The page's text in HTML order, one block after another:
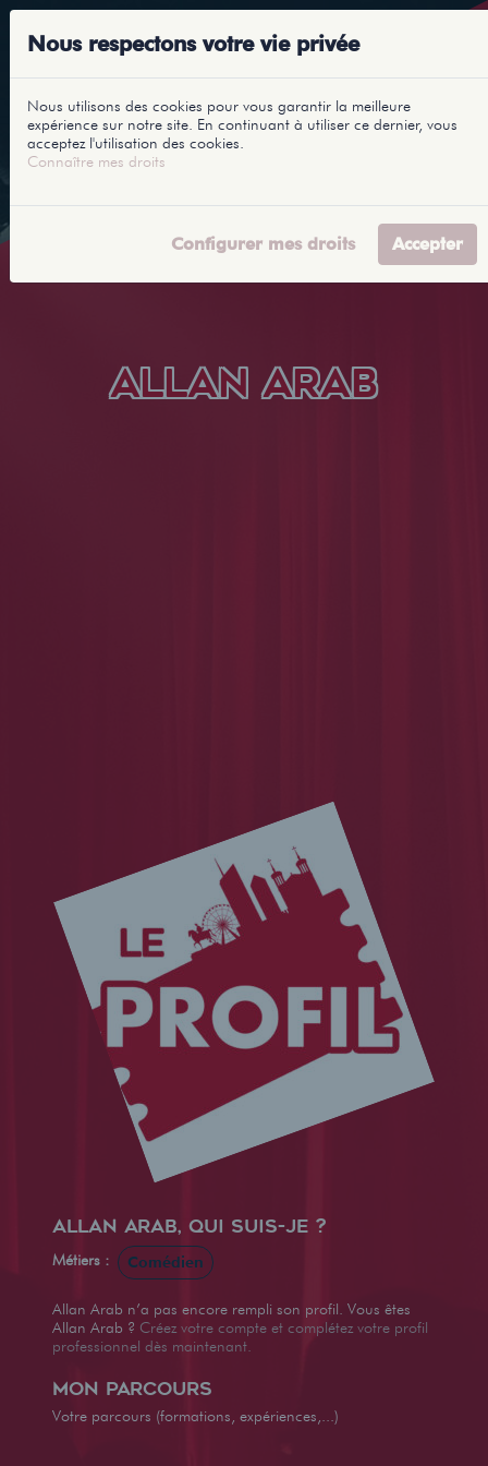
ALLAN ARAB
Allan Arab, qui suis-je ?
Métiers : Comédien
Allan Arab n’a pas encore rempli son profil. Vous êtes
Allan Arab ? Créez votre compte et complétez votre profil
professionnel dès maintenant.
Mon parcours
Votre parcours (formations, expériences,...)
Nous respectons votre vie privée
Nous utilisons des cookies pour vous garantir la meilleure
expérience sur notre site. En continuant à utiliser ce dernier, vous
acceptez l'utilisation des cookies.
Connaître mes droits
Configurer mes droits Accepter